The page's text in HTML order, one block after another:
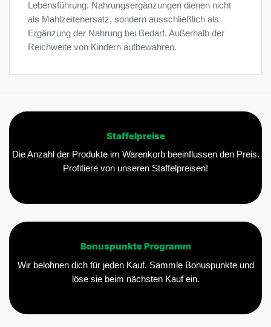
Lebensführung. Nahrungsergänzungen dienen nicht
als Mahlzeitenersatz, sondern ausschließlich als
Ergänzung der Nahrung bei Bedarf. Außerhalb der
Reichweite von Kindern aufbewahren.
Staffelpreise
Die Anzahl der Produkte im Warenkorb beeinflussen den Preis.
Profitiere von unseren Staffelpreisen!
Bonuspunkte Programm
Wir belohnen dich für jeden Kauf. Sammle Bonuspunkte und
löse sie beim nächsten Kauf ein.